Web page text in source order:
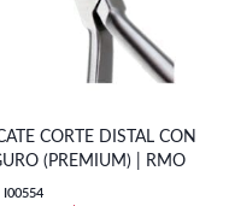
CORTE DISTAL CON
(PREMIUM) | RMO
I00554